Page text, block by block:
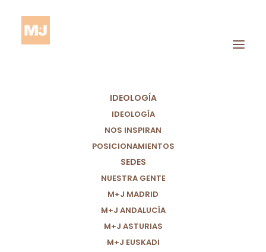
IDEOLOGÍA
IDEOLOGÍA
NOS INSPIRAN
POSICIONAMIENTOS
SEDES
NUESTRA GENTE
M+J MADRID
M+J ANDALUCÍA
M+J ASTURIAS
M+J EUSKADI
Protección Infantil